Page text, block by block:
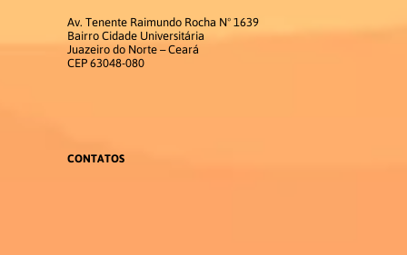
Eventos
SUBMISSÃO DOS RESUMOS
Av. Tenente Raimundo Rocha Nº 1639
Bairro Cidade Universitária
Juazeiro do Norte – Ceará
CEP 63048-080
CONTATOS